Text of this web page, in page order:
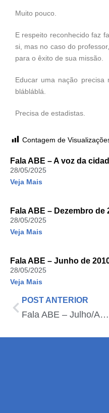
Muito pouco.
E respeito reconhecido faz
si, mas no caso do
para o êxito de sua missão.
Educar uma nação
blábláblá.
Precisa de estadistas.
Contagem de
Fala ABE – A voz da
28/05/2025
Veja Mais
Fala ABE – Dezembro de
28/05/2025
Veja Mais
Fala ABE – Junho de
28/05/2025
Veja Mais
POST ANTERIOR
Fala ABE – Julho/Agosto de 2012